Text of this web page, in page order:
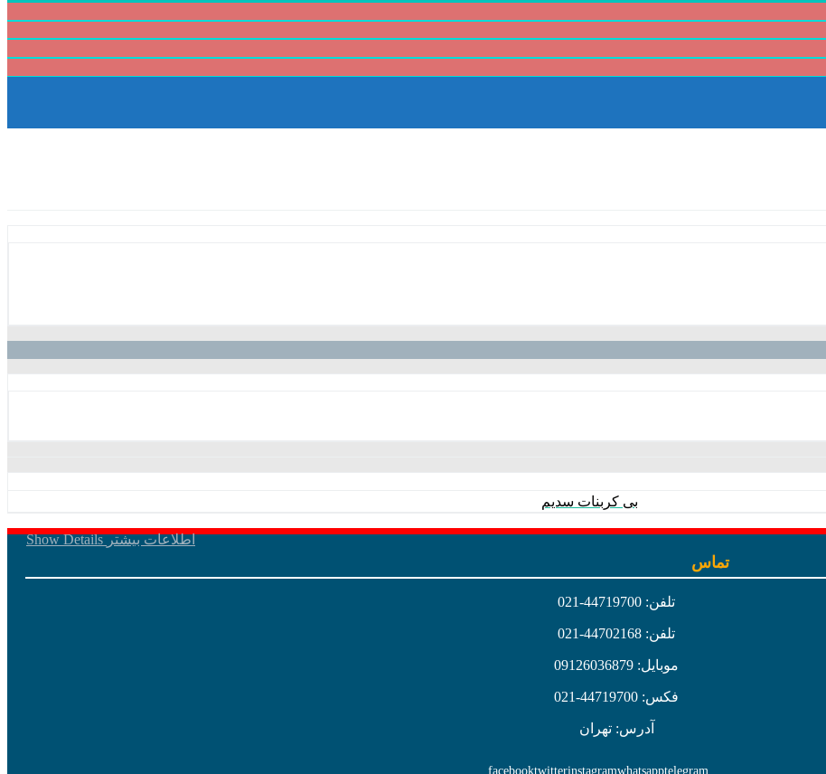
بی کربنات سدیم
اطلاعات بیشترShow Details
تماس
تلفن: 44719700-021
تلفن: 44702168-021
موبایل: 09126036879
فکس: 44719700-021
آدرس: تهران
telegram
whatsapp
instagram
twitter
facebook